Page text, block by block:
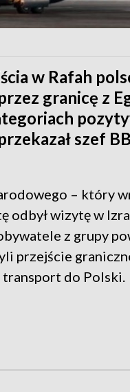
w Rafah
granicę z
szef
– który
odbył wizytę w
z grupy
przejście
transport do Polski.